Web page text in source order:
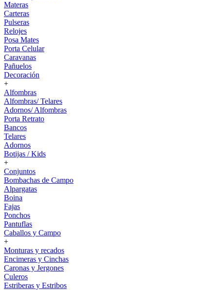
Materas
Carteras
Pulseras
Relojes
Posa Mates
Porta Celular
Caravanas
Pañuelos
Decoración
+
Alfombras
Alfombras/ Telares
Adornos/ Alfombras
Porta Retrato
Bancos
Telares
Adornos
Botijas / Kids
+
Conjuntos
Bombachas de Campo
Alpargatas
Boina
Fajas
Ponchos
Pantuflas
Caballos y Campo
+
Monturas y recados
Encimeras y Cinchas
Caronas y Jergones
Culeros
Estriberas y Estribos